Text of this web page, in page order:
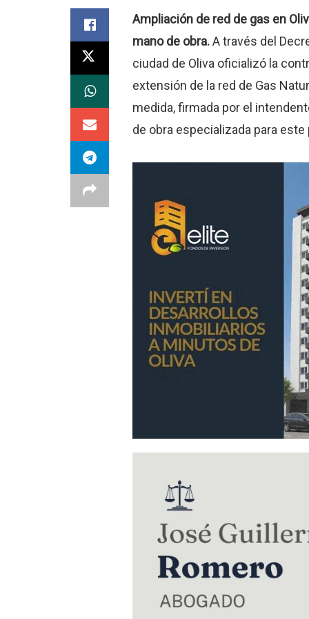
Ampliación de red de gas en
mano de obra.A través del
ciudad de Oliva oficializó la
extensión de la red de Gas
medida, firmada por el
de obra especializada para